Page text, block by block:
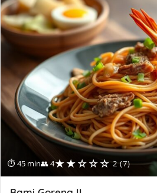
⏱ 45 min👥 4★★☆☆☆ 2 (7)